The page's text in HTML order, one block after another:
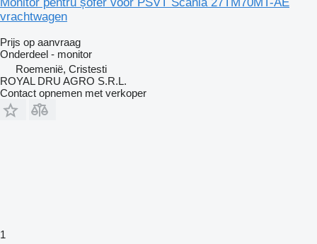
vrachtwagen
Prijs op aanvraag
Onderdeel - monitor
Roemenië, Cristesti
ROYAL DRU AGRO S.R.L.
Contact opnemen met verkoper
1